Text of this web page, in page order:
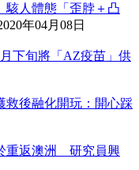
人體態「歪脖＋凸
年04月08日
下旬將「AZ疫苗」供
後融化開玩：開心踩
重返澳洲 研究員興